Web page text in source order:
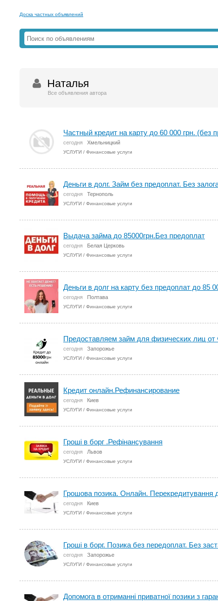
Доска частных объявлений
Наталья
Все объявления автора
Частный кредит на карту до 60 000 грн. (без
сегодня Хмельницкий
УСЛУГИ / Финансовые услуги
Деньги в долг. Займ без предоплат. Без
сегодня Тернополь
УСЛУГИ / Финансовые услуги
Выдача займа до 85000грн.Без предоплат
сегодня Белая Церковь
УСЛУГИ / Финансовые услуги
Деньги в долг на карту без предоплат до 85
сегодня Полтава
УСЛУГИ / Финансовые услуги
Предоставляем займ для физических лиц от
сегодня Запорожье
УСЛУГИ / Финансовые услуги
Кредит онлайн.Рефинансирование
сегодня Киев
УСЛУГИ / Финансовые услуги
Гроші в борг .Рефінансування
сегодня Львов
УСЛУГИ / Финансовые услуги
Грошова позика. Онлайн. Перекредитування
сегодня Киев
УСЛУГИ / Финансовые услуги
Гроші в борг. Позика без передоплат. Без
сегодня Запорожье
УСЛУГИ / Финансовые услуги
Допомога в отриманні приватної позики з